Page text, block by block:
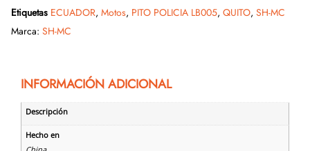
Etiquetas ECUADOR, Motos, PITO POLICIA LB005, QUITO, SH-MC
Marca: SH-MC
INFORMACIÓN ADICIONAL
Descripción
Hecho en